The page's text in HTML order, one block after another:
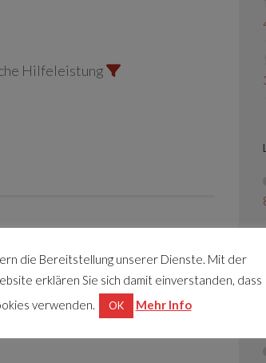
Hilfeleistung
die Bereitstellung unserer Dienste. Mit der
erklären Sie sich damit einverstanden, dass
verwenden.
OK Mehr Info